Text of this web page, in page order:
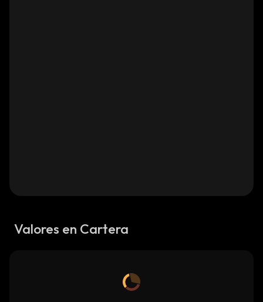
Valores en Cartera